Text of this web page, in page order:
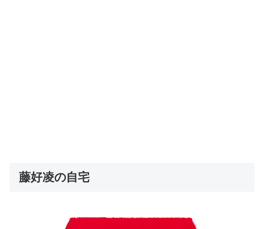
藤好凌の自宅